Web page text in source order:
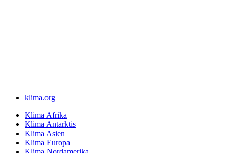
klima.org
Klima Afrika
Klima Antarktis
Klima Asien
Klima Europa